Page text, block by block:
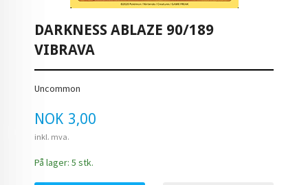
DARKNESS ABLAZE 90/189
VIBRAVA
Uncommon
Pris
NOK 3,00
inkl. mva.
På lager: 5 stk.